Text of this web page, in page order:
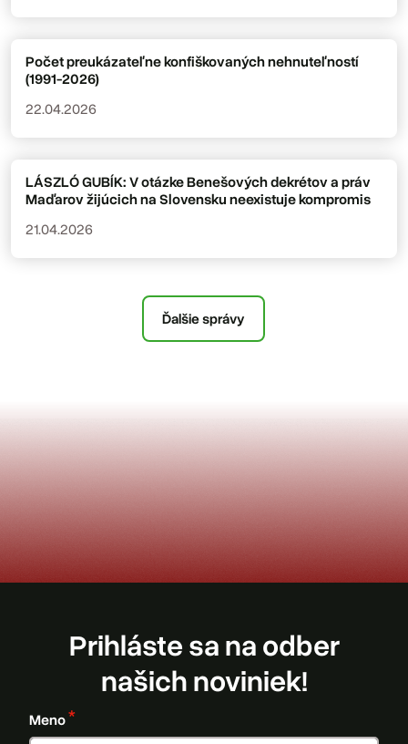
Počet preukázateľne konfiškovaných nehnuteľností
(1991-2026)
22.04.2026
LÁSZLÓ GUBÍK: V otázke Benešových dekrétov a práv
Maďarov žijúcich na Slovensku neexistuje kompromis
21.04.2026
Ďalšie správy
Prihláste sa na odber
našich noviniek!
Meno